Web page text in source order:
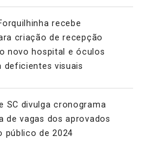
recebe
criação de recepção
novo hospital e óculos
deficientes visuais
SC divulga cronograma
de vagas dos aprovados
público de 2024